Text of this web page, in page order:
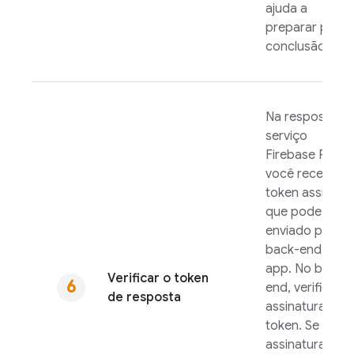
ajuda a
preparar para
conclusão.
Verificar o token
de resposta
Na resposta
serviço
Firebase PNV
você recebe
token
que pode ser
enviado para o
back-end do
app. No back-
end, verifique a
assinatura do
token. Se a
assinatura for